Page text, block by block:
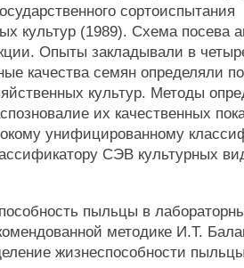
сортоиспытания
культур (1989). Схема посева
Опыты закладывали в
качества семян определяли
культур. Методы
их качественных
унифицированному
СЭВ культурных
пыльцы в
методике И.Т.
жизнеспособности